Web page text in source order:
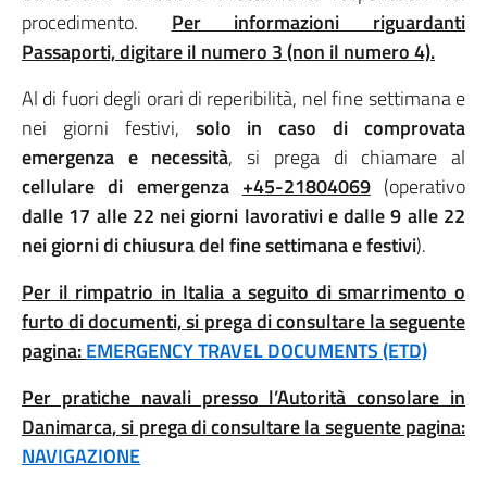
procedimento. Per informazioni riguardanti
Passaporti, digitare il numero 3 (non il numero 4).
Al di fuori degli orari di reperibilità, nel fine settimana e
nei giorni festivi, solo in caso di comprovata
emergenza e necessità, si prega di chiamare al
cellulare di emergenza +45-21804069(operativo
dalle 17 alle 22 nei giorni lavorativi e dalle 9 alle 22
nei giorni di chiusura del fine settimana e festivi).
Per il rimpatrio in Italia a seguito di smarrimento o
furto di documenti, si prega di consultare la seguente
pagina:EMERGENCY TRAVEL DOCUMENTS (ETD)
Per pratiche navali presso l’Autorità consolare in
Danimarca, si prega di consultare la seguente pagina:
NAVIGAZIONE